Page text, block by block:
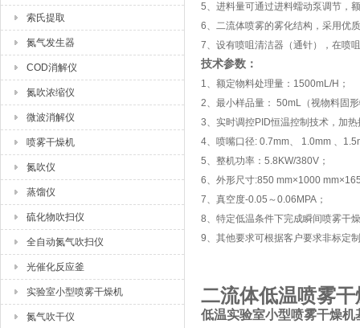
索氏提取
氮气发生器
COD消解仪
氮吹浓缩仪
微波消解仪
喷雾干燥机
氮吹仪
蒸馏仪
硫化物吹扫仪
全自动氮气吹扫仪
光催化反应釜
实验室小型喷雾干燥机
氮气吹干仪
5、进料量可通过进料蠕动泵调节，
6、二流体喷雾的雾化结构，采用优
7、设有喷咀清洁器（通针），在喷
技术参数：
1、额定物料处理量：1500mL/H；
2、最小样品量： 50mL（视物料固
3、实时调控PID恒温控制技术，加
4、喷嘴口径: 0.7mm、 1.0mm 、
5、整机功率：5.8KW/380V；
6、外形尺寸:850 mm×1000
7、真空度-0.05～0.06MPA；
8、特定低温条件下完成瞬间喷雾干
9、其他要求可根据客户要求非标定制
二流体低温喷雾
低温实验室小型喷雾干燥机